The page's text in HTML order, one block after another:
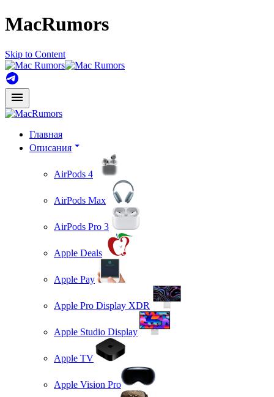
MacRumors
Skip to Content
Главная
Описания
AirPods 4
AirPods Max
AirPods Pro 3
Apple Deals
Apple Pay
Apple Pro Display XDR
Apple Studio Display
Apple TV
Apple Vision Pro